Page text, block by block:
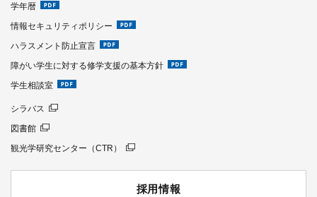
学年暦
情報セキュリティポリシー
ハラスメント防止宣言
障がい学生に対する修学支援の基本方針
学生相談室
シラバス
図書館
観光学研究センター（CTR）
採用情報